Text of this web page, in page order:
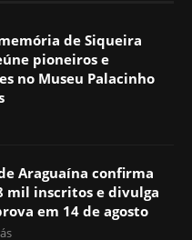
de Siqueira
pioneiros e
no Museu Palacinho
Araguaína confirma
mil inscritos e divulga
em 14 de agosto